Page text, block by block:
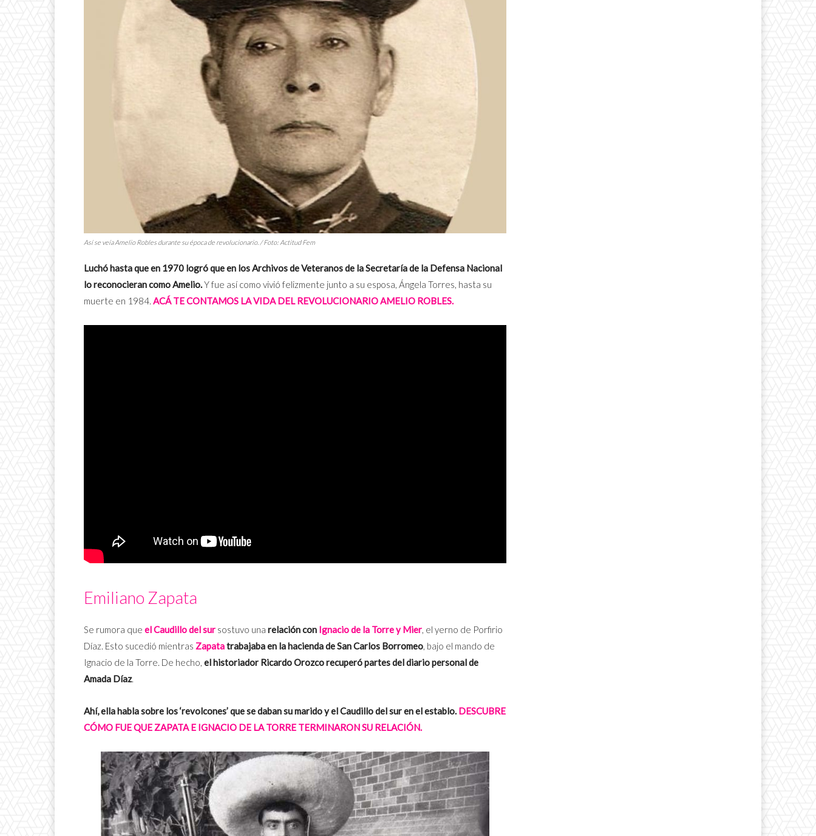
Así se veía Amelio Robles durante su época de revolucionario. / Foto: Actitud Fem
Luchó hasta que en 1970 logró que en los Archivos de Veteranos de la Secretaría de la Defensa Nacional
lo reconocieran como Amelio.Y fue así como vivió felizmente junto a su esposa, Ángela Torres, hasta su
muerte en 1984. ACÁ TE CONTAMOS LA VIDA DEL REVOLUCIONARIO AMELIO ROBLES.
Emiliano Zapata
Se rumora que el Caudillo del sur sostuvo una relación con Ignacio de la Torre y Mier, el yerno de Porfirio
Díaz. Esto sucedió mientras Zapatatrabajaba en la hacienda de San Carlos Borromeo, bajo el mando de
Ignacio de la Torre. De hecho, el historiador Ricardo Orozco recuperó partes del diario personal de
Amada Díaz.
Ahí, ella habla sobre los ‘revolcones’ que se daban su marido y el Caudillo del sur en el establo. DESCUBRE
CÓMO FUEQUE ZAPATA E IGNACIO DE LA TORRE TERMINARON SU RELACIÓN.